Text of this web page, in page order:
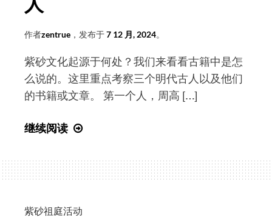
起
地
课
题
许
亮
作者zentrue ，发布于7 12 月, 2024。
紫砂文化起源于何处？我们来看看古籍中是怎
么说的。这里重点考察三个明代古人以及他们
的书籍或文章。 第一个人，周高 […]
继续阅读
史
上
紫砂祖庭活动